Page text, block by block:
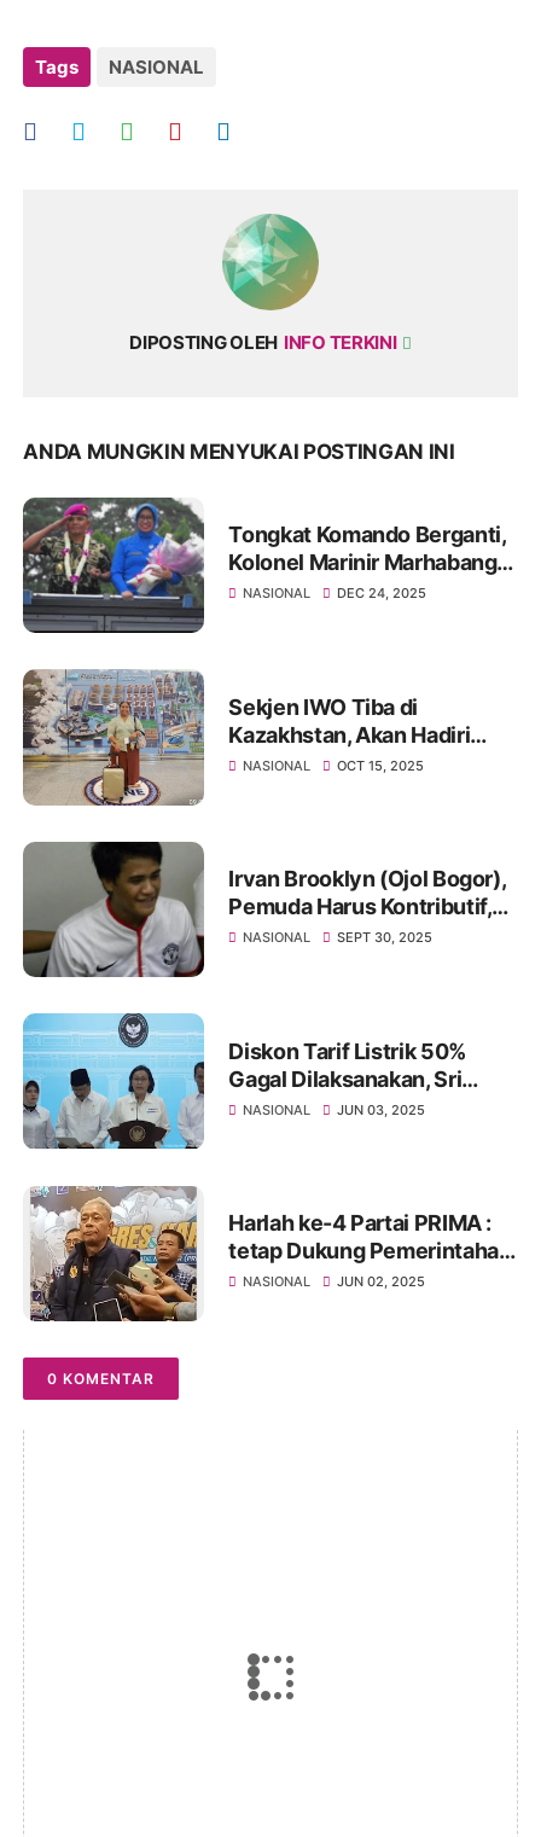
Tags NASIONAL
DIPOSTING OLEH INFO TERKINI
ANDA MUNGKIN MENYUKAI POSTINGAN INI
Tongkat Komando Berganti,
Kolonel Marinir Marhabang
Resmi Pimpin Resimen
NASIONAL DEC 24, 2025
Sekjen IWO Tiba di
Kazakhstan, Akan Hadiri
Astana Think Thank Forum
NASIONAL OCT 15, 2025
Irvan Brooklyn (Ojol Bogor),
Pemuda Harus Kontributif,
Jangan Ikut Aksi Destruktif!
NASIONAL SEPT 30, 2025
Diskon Tarif Listrik 50%
Gagal Dilaksanakan, Sri
Mulyani Jelaskan Alasannya
NASIONAL JUN 03, 2025
Harlah ke-4 Partai PRIMA :
tetap Dukung Pemerintahan
Prabowo-Gibran
NASIONAL JUN 02, 2025
0 KOMENTAR